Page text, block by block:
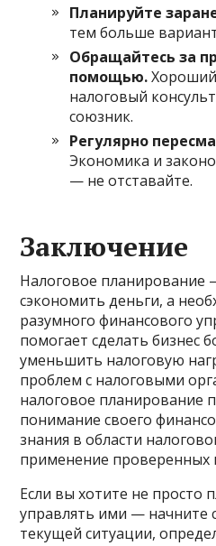
Планируйте
тем больше
Обращайтесь за
помощью.Хороший
налоговый
союзник.
Регулярно
Экономика и
— не отставайте.
Заключение
Налоговое планирование
сэкономить деньги, а
разумного финансового
помогает сделать бизнес
уменьшить налоговую
проблем с налоговыми
налоговое планирование
понимание своего
знания в области
применение проверенных
Если вы хотите не просто
управлять ими — начните
текущей ситуации,